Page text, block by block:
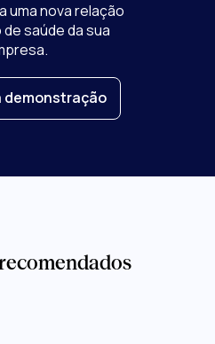
uma nova relação
saúde da sua
demonstração